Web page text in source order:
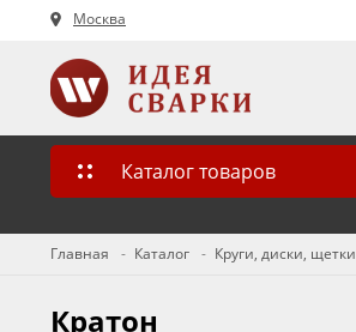
Москва
Каталог товаров
Главная Каталог Круги, диски, щетки
Кратон